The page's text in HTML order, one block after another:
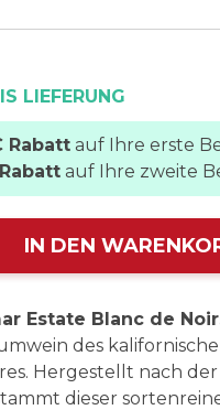
LIEFERUNG
Rabatt auf Ihre erste
auf Ihre zweite
IN DEN
Estate Blanc de
des
Hergestellt nach der
dieser